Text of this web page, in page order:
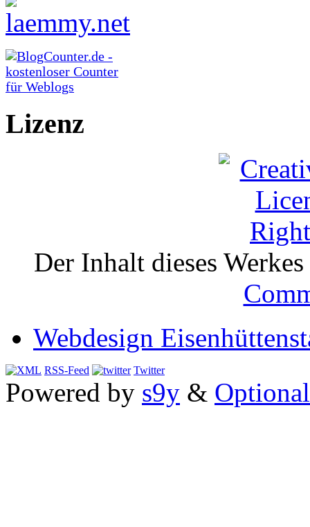
Lizenz
Der Inhalt dieses
Webdesign
RSS-Feed Twitter
Powered by s9y &